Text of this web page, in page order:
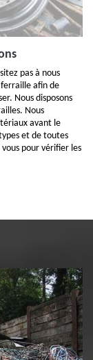
pas à nous
ferraille afin de
Nous disposons
Nous
avant le
et de toutes
vous pour vérifier les